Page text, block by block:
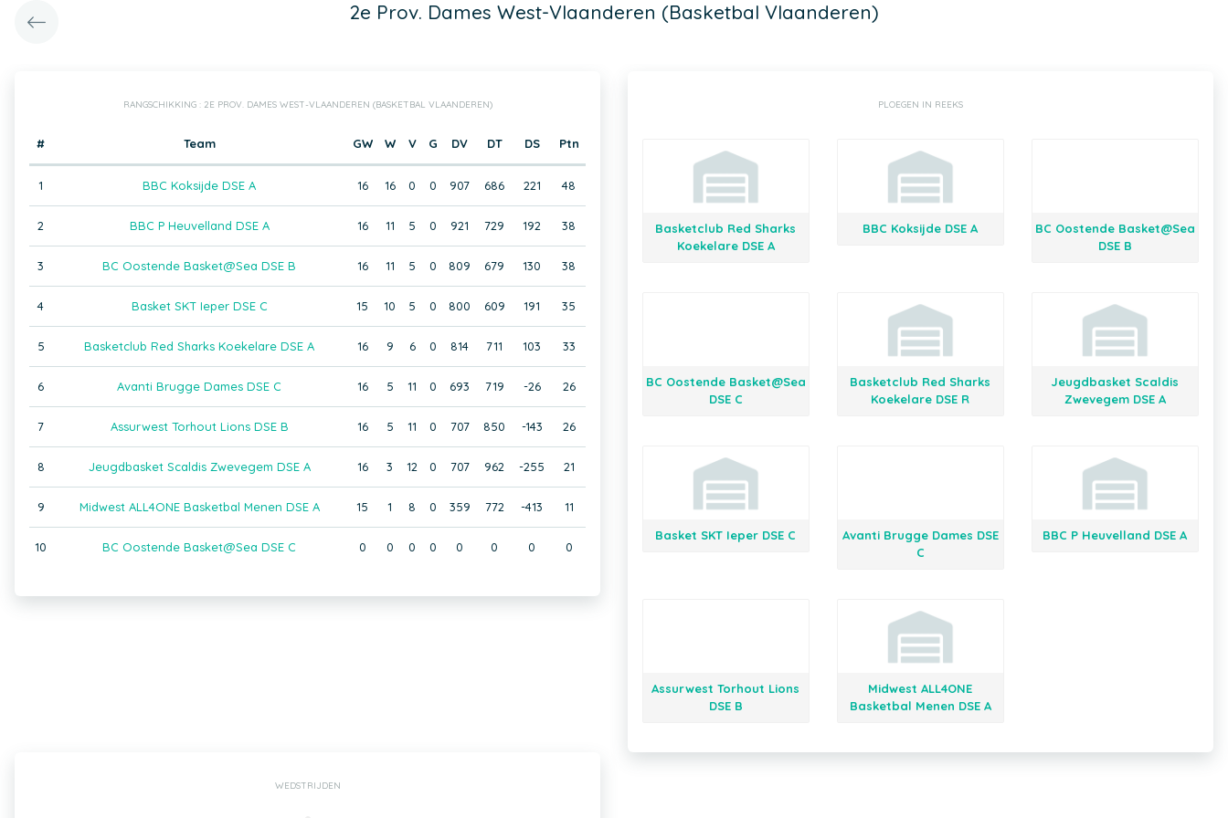
2e Prov. Dames West-Vlaanderen (Basketbal Vlaanderen)
RANGSCHIKKING : 2E PROV. DAMES WEST-VLAANDEREN (BASKETBAL VLAANDEREN)
# Team GW W V G DV DT DS Ptn
1 BBC Koksijde DSE A 16 16 0 0 907 686 221 48
2 BBC P Heuvelland DSE A 16 11 5 0 921 729 192 38
3 BC Oostende Basket@Sea DSE B 16 11 5 0 809 679 130 38
4 Basket SKT Ieper DSE C 15 10 5 0 800 609 191 35
5 Basketclub Red Sharks Koekelare DSE A 16 9 6 0 814 711 103 33
6 Avanti Brugge Dames DSE C 16 5 11 0 693 719 -26 26
7 Assurwest Torhout Lions DSE B 16 5 11 0 707 850 -143 26
8 Jeugdbasket Scaldis Zwevegem DSE A 16 3 12 0 707 962 -255 21
9 Midwest ALL4ONE Basketbal Menen DSE A 15 1 8 0 359 772 -413 11
10 BC Oostende Basket@Sea DSE C 0 0 0 0 0 0 0 0
PLOEGEN IN REEKS
Basketclub Red Sharks
Koekelare DSE A
BBC Koksijde DSE A
BC Oostende Basket@Sea
DSE B
BC Oostende Basket@Sea
DSE C
Basketclub Red Sharks
Koekelare DSE R
Jeugdbasket Scaldis
Zwevegem DSE A
Basket SKT Ieper DSE C
Avanti Brugge Dames DSE
C
BBC P Heuvelland DSE A
Assurwest Torhout Lions
DSE B
Midwest ALL4ONE
Basketbal Menen DSE A
WEDSTRIJDEN